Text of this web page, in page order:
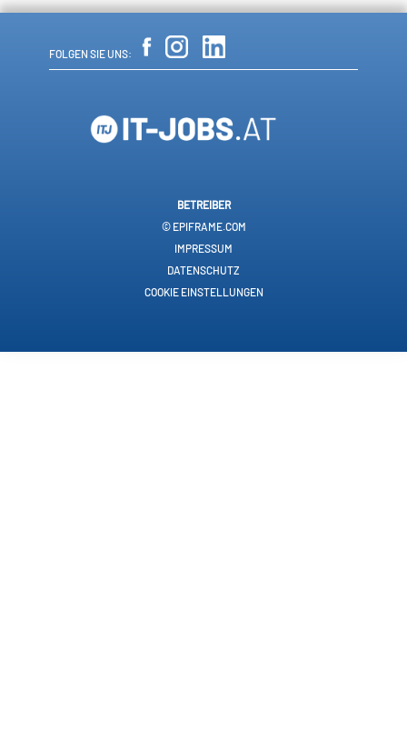
FOLGEN SIE UNS:
BETREIBER
© EPIFRAME.COM
IMPRESSUM
DATENSCHUTZ
COOKIE EINSTELLUNGEN